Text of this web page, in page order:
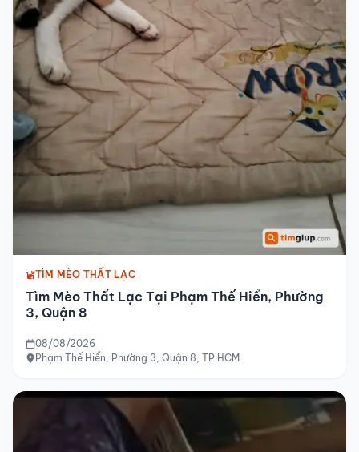
TÌM MÈO THẤT LẠC
Tìm Mèo Thất Lạc Tại Phạm Thế Hiển, Phường
3, Quận 8
08/08/2026
Phạm Thế Hiển, Phường 3, Quận 8, TP.HCM